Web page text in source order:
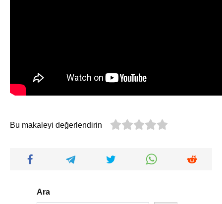
Bu makaleyi değerlendirin
Ara